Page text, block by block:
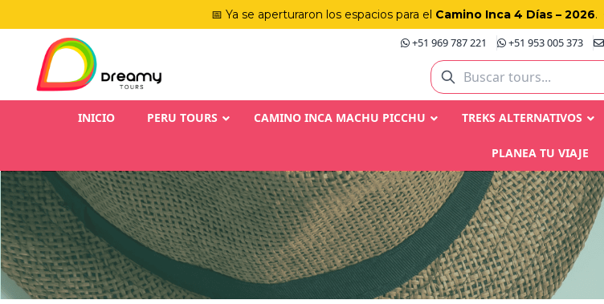
📅 Ya se aperturaron los espacios para el Camino Inca 4 Días – 2026.
+51 969 787 221
+51 953 005 373
INICIO PERU TOURS CAMINO INCA MACHU PICCHU TREKS ALTERNATIVOS
PLANEA TU VIAJE